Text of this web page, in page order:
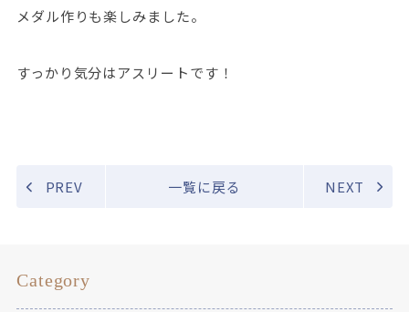
メダル作りも楽しみました。
すっかり気分はアスリートです！
PREV 一覧に戻る NEXT
Category